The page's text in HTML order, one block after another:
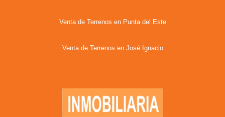
Venta de Terrenos en Punta del Este
Venta de Terrenos en José Ignacio